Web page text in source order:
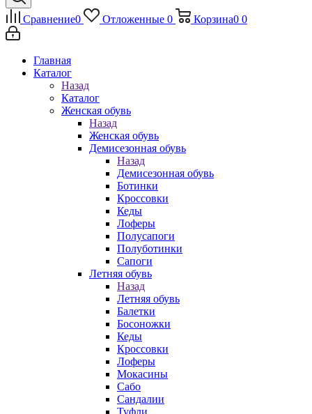
Сравнение0 Отложенные 0 Корзина0 0
Главная
Каталог
Назад
Каталог
Женская обувь
Назад
Женская обувь
Демисезонная обувь
Назад
Демисезонная обувь
Ботинки
Кроссовки
Кеды
Лоферы
Полусапоги
Полуботинки
Сапоги
Летняя обувь
Назад
Летняя обувь
Балетки
Босоножки
Кеды
Кроссовки
Лоферы
Мокасины
Сабо
Сандалии
Туфли